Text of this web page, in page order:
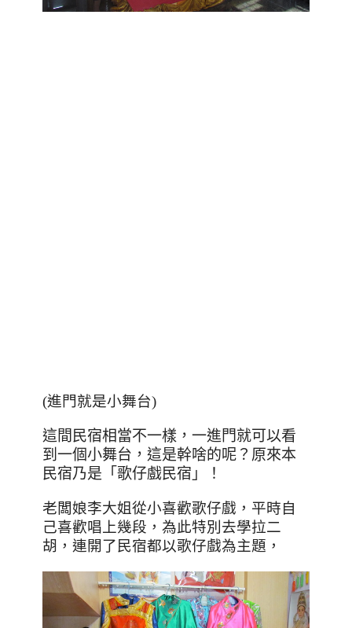
(進門就是小舞台)
這間民宿相當不一樣，一進門就可以看
到一個小舞台，這是幹啥的呢？原來本
民宿乃是「歌仔戲民宿」！
老闆娘李大姐從小喜歡歌仔戲，平時自
己喜歡唱上幾段，為此特別去學拉二
胡，連開了民宿都以歌仔戲為主題，